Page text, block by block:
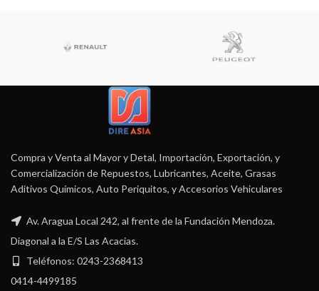
Compra y Venta al Mayor y Detal, Importación, Exportación, y
Comercialización de Repuestos, Lubricantes, Aceite, Grasas
Aditivos Químicos, Auto Periquitos, y Accesorios Vehiculares
Av. Aragua Local 242, al frente de la Fundación Mendoza.
Diagonal a la E/S Las Acacias.
Teléfonos: 0243-2368413
0414-4499185